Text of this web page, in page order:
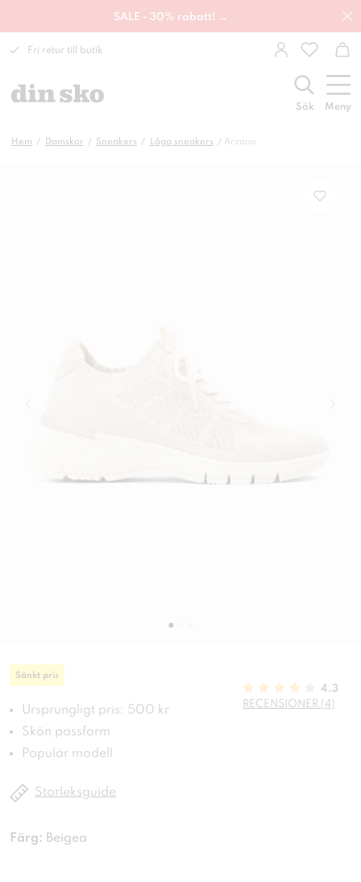
SALE - 30% rabatt! →
Fri retur till butik
Sök Meny
Hem Damskor Sneakers Låga sneakers Arzano
Sänkt pris
Ursprungligt pris: 500 kr
Skön passform
Populär modell
4.3
RECENSIONER (4)
Storleksguide
Färg: Beigea